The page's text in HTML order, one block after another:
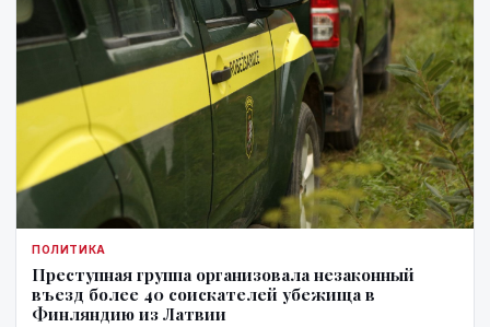
ПОЛИТИКА
Преступная группа организовала незаконный
въезд более 40 соискателей убежища в
Финляндию из Латвии